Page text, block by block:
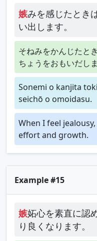
嫉みを感じたとき
い出します。
そねみをかんじたと
ちょうをおもいだしま
Sonemi o kanjita
seichō o omoidasu.
When I feel
effort and growth.
Example #15
嫉妬心を素直に認
り良くなります。